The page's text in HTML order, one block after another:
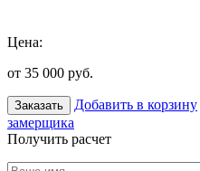
Цена:
от 35 000 руб.
Заказать Добавить в корзину
замерщика
Получить расчет